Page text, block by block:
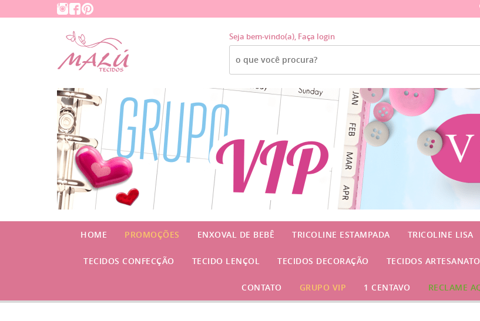
Seja bem-vindo(a), Faça login
HOME PROMOÇÕES ENXOVAL DE BEBÊ TRICOLINE ESTAMPADA TRICOLINE LISA
TECIDOS CONFECÇÃO TECIDO LENÇOL TECIDOS DECORAÇÃO TECIDOS ARTESANATO
CONTATO GRUPO VIP 1 CENTAVO RECLAME